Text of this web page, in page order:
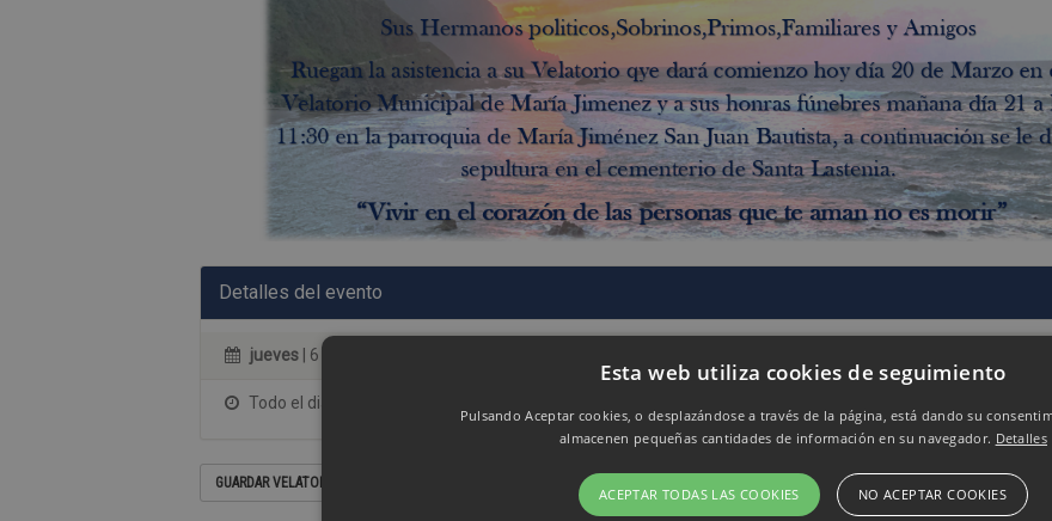
Detalles del evento
jueves | 6 de agosto de 2026
Todo el dia
GUARDAR VELATORIO EN SU CALENDARIO
Esta web utiliza cookies de seguimiento
Pulsando Aceptar cookies, o desplazándose a través de la página, está dando su
almacenen pequeñas cantidades de información en su navegador. Detalles
ACEPTAR TODAS LAS COOKIES NO ACEPTAR COOKIES